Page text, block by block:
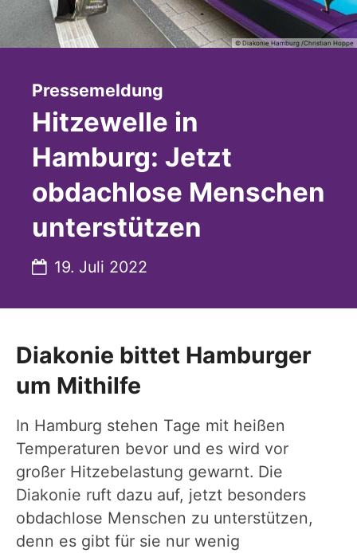
© Diakonie Hamburg /Christian Hoppe
Pressemeldung
Hitzewelle in
Hamburg: Jetzt
obdachlose Menschen
unterstützen
Datum:
19. Juli 2022
Diakonie bittet Hamburger
um Mithilfe
In Hamburg stehen Tage mit heißen
Temperaturen bevor und es wird vor
großer Hitzebelastung gewarnt. Die
Diakonie ruft dazu auf, jetzt besonders
obdachlose Menschen zu unterstützen,
denn es gibt für sie nur wenig